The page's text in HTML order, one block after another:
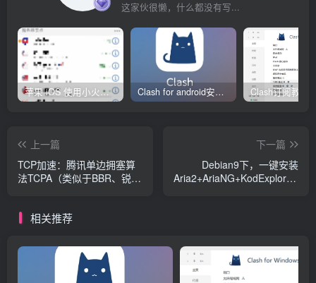
这家伙很懒，什么都没有写...
苹果 iOS 使用小火箭(shadowrocket)新手教程 Clash for android安卓客户端保姆级新手使用教程
上一篇
TCP加速：腾讯单边拥塞算
法TCPA（类似于BBR、锐
下一篇
Debian9下，一键安装
Aria2+AriaNG+KodExplorer、
相关推荐